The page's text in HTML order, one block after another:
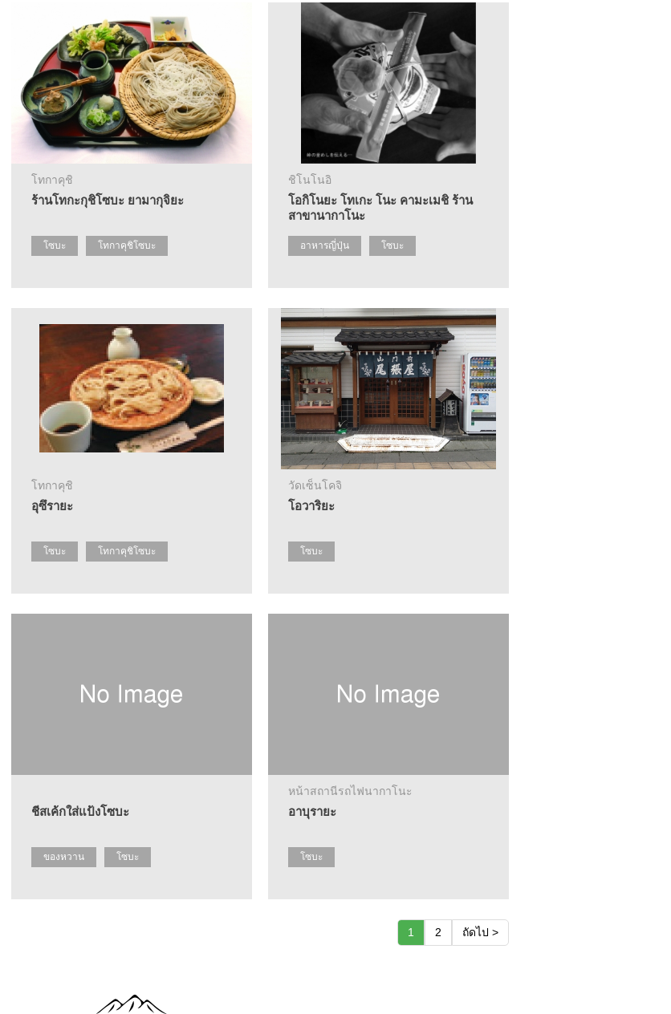
โทกาคุชิ
ร้านโทกะกุชิโซบะ ยามากุจิยะ
โซบะ โทกาคุชิโซบะ
ชิโนโนอิ
โอกิโนยะ โทเกะ โนะ คามะเมชิ ร้าน
สาขานากาโนะ
อาหารญี่ปุ่น โซบะ
โทกาคุชิ
อุซึรายะ
โซบะ โทกาคุชิโซบะ
วัดเซ็นโคจิ
โอวาริยะ
โซบะ
ชีสเค้กใส่แป้งโซบะ
ของหวาน โซบะ
หน้าสถานีรถไฟนากาโนะ
อาบุรายะ
โซบะ
1 2 ถัดไป >